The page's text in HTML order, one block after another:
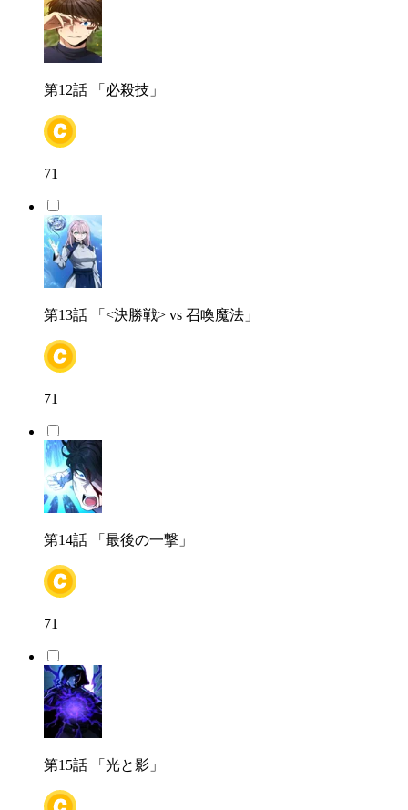
第12話 「必殺技」
71
第13話 「<決勝戦> vs 召喚魔法」
71
第14話 「最後の一撃」
71
第15話 「光と影」